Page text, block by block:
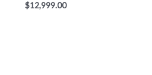
$12,999.00